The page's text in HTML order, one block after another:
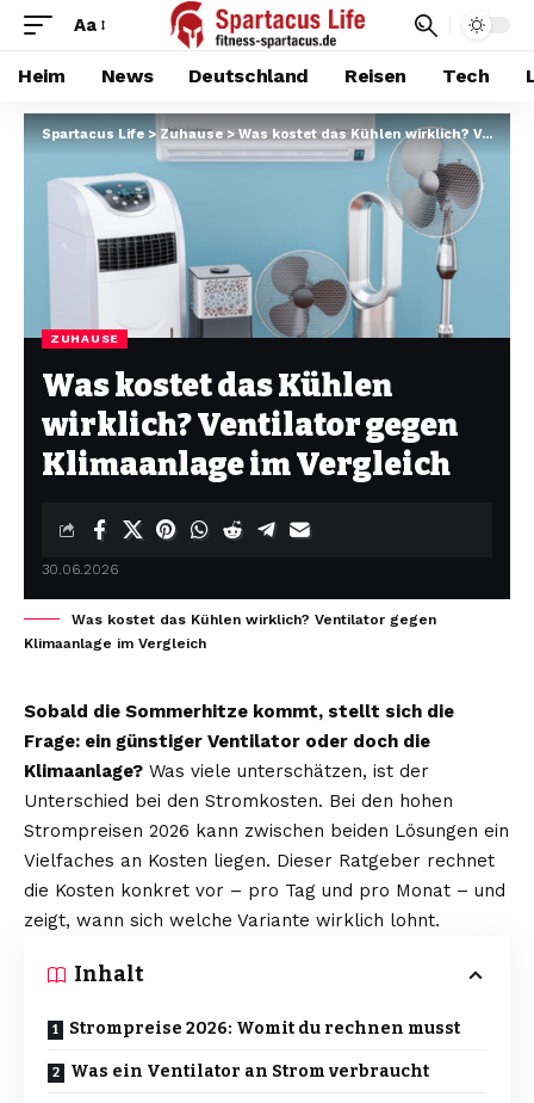
Aa
Heim News Deutschland Reisen Tech
Spartacus Life>Zuhause > Was kostet das Kühlen wirklich? Ventilator gegen Klimaanlage im Vergleich
ZUHAUSE
Was kostet das Kühlen
wirklich? Ventilator gegen
Klimaanlage im Vergleich
30.06.2026
Was kostet das Kühlen wirklich? Ventilator gegen
Klimaanlage im Vergleich
Sobald die Sommerhitze kommt, stellt sich die
Frage: ein günstiger Ventilator oder doch die
Klimaanlage? Was viele unterschätzen, ist der
Unterschied bei den Stromkosten. Bei den hohen
Strompreisen 2026 kann zwischen beiden Lösungen ein
Vielfaches an Kosten liegen. Dieser Ratgeber rechnet
die Kosten konkret vor – pro Tag und pro Monat – und
zeigt, wann sich welche Variante wirklich lohnt.
Inhalt
Strompreise 2026: Womit du rechnen musst
Was ein Ventilator an Strom verbraucht